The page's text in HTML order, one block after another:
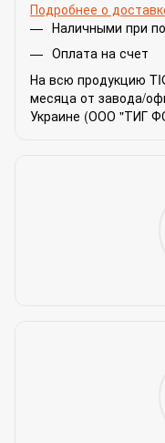
Подробнее о
Наличными при
Оплата на счет
На всю продукцию
месяца от завода/
Украине (ООО "ТИГ